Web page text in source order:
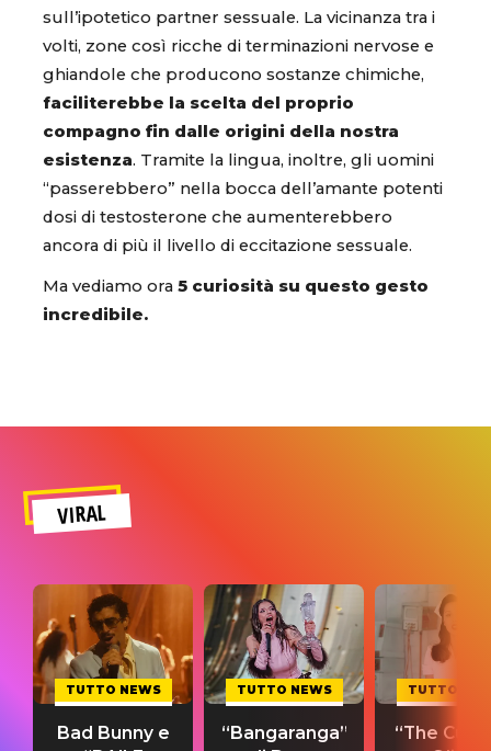
sull’ipotetico partner sessuale. La vicinanza tra i
volti, zone così ricche di terminazioni nervose e
ghiandole che producono sostanze chimiche,
faciliterebbe la scelta del proprio
compagno fin dalle origini della nostra
esistenza. Tramite la lingua, inoltre, gli uomini
“passerebbero” nella bocca dell’amante potenti
dosi di testosterone che aumenterebbero
ancora di più il livello di eccitazione sessuale.
Ma vediamo ora 5 curiosità su questo gesto
incredibile.
VIRAL
TUTTO NEWS
Bad Bunny e
TUTTO NEWS
“Bangaranga”
TUTTO
“The